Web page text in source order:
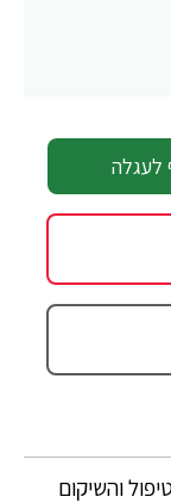
לעגלה
והשיקום